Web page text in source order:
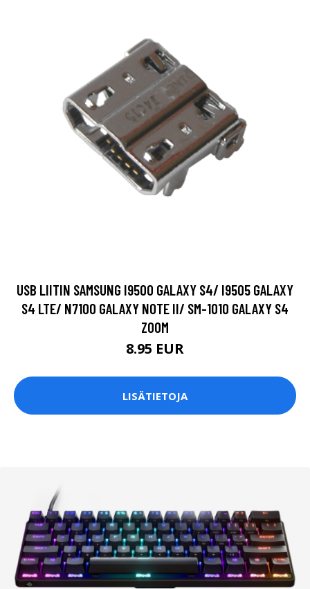
USB LIITIN SAMSUNG I9500 GALAXY S4/ I9505 GALAXY
S4 LTE/ N7100 GALAXY NOTE II/ SM-1010 GALAXY S4
ZOOM
8.95 EUR
LISÄTIETOJA